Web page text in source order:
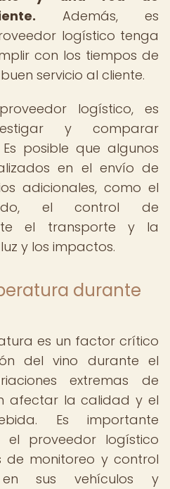
Además, es
logístico tenga
con los tiempos de
servicio al cliente.
logístico, es
y comparar
posible que algunos
en el envío de
adicionales, como el
el control de
el transporte y la
y los impactos.
durante
es un factor crítico
del vino durante el
extremas de
afectar la calidad y el
Es importante
proveedor logístico
de monitoreo y control
sus vehículos y